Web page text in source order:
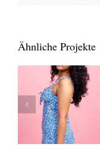
Ähnliche Projekte